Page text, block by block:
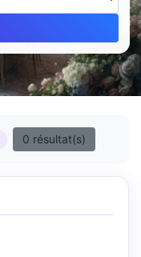
0 résultat(s)